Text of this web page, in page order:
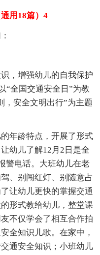
用18篇）4
，增强幼儿的自我保护
“全国交通安全日”为教
，安全文明出行”为主题
年龄特点，开展了形式
幼儿了解12月2日是全
警电话。大班幼儿在老
、别闯红灯、别随意占
让幼儿更快的掌握交通
形式教给幼儿，整堂课
不仅学会了相互合作拍
全知识儿歌。在家中，
通安全知识；小班幼儿